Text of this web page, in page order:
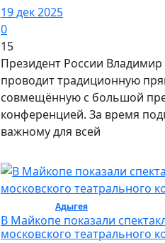
19 дек 2025
0
15
Президент России Владимир
проводит традиционную
совмещённую с большой
конференцией. За время
важному для всей
Адыгея/ Культура
В Майкопе показали
московского театрального